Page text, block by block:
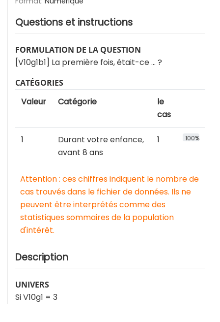
Questions et instructions
FORMULATION DE LA QUESTION
[V10g1b1] La première fois, était-ce … ?
CATÉGORIES
Valeur Catégorie
le
cas
1
Durant votre enfance,
avant 8 ans
1 100%
Attention : ces chiffres indiquent le nombre de
cas trouvés dans le fichier de données. Ils ne
peuvent être interprétés comme des
statistiques sommaires de la population
d'intérêt.
Description
UNIVERS
Si V10g1 = 3